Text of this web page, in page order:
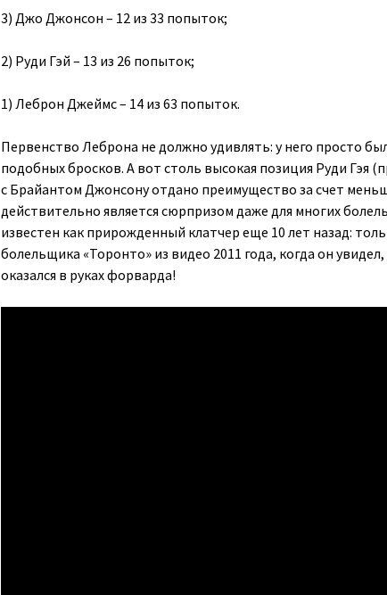
3) Джо Джонсон – 12 из 33 попыток;
2) Руди Гэй – 13 из 26 попыток;
1) Леброн Джеймс – 14 из 63 попыток.
Первенство Леброна не должно удивлять: у него просто
подобных бросков. А вот столь высокая позиция Руди Гэя
с Брайантом Джонсону отдано преимущество за счет
действительно является сюрпризом даже для многих
известен как прирожденный клатчер еще 10 лет назад:
болельщика «Торонто» из видео 2011 года, когда он
оказался в руках форварда!